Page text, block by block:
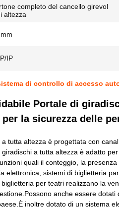
completo del cancello girevol
altezza
IP
di controllo di accesso
Portale di
la sicurezza delle
tutta altezza è progettata con
a tutta altezza è adatto
quali il conteggio, la
elettronica, sistemi di biglietteria
per teatri realizzano la
anche essere
inoltre dotato di un sistema